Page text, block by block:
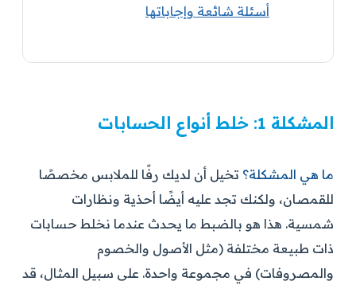
أسئلة شائعة وإجاباتها
المشكلة 1: خلط أنواع الحسابات
ما هي المشكلة؟ تخيل أن لديك رفًا للملابس مخصصًا
للقمصان، ولكنك تجد عليه أيضًا أحذية ونظارات
شمسية. هذا هو بالضبط ما يحدث عندما نخلط حسابات
ذات طبيعة مختلفة (مثل الأصول والخصوم
والمصروفات) في مجموعة واحدة. على سبيل المثال، قد